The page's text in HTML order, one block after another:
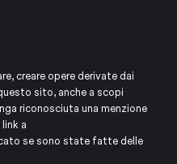
creare opere derivate dai
sito, anche a scopi
riconosciuta una menzione
a
se sono state fatte delle